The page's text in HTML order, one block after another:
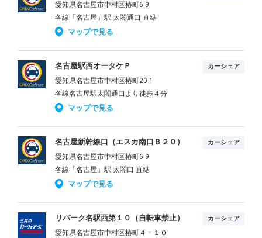
愛知県名古屋市中村区椿町6-9
各線「名古屋」駅 太閤通口 直結
マップで見る
名古屋駅西オータケＰ カーシェア
愛知県名古屋市中村区椿町20-1
各線名古屋駅太閤通口より徒歩４分
マップで見る
名古屋新幹線口（エスカ南口Ｂ２０） カーシェア
愛知県名古屋市中村区椿町6-9
各線「名古屋」駅 太閤口 直結
マップで見る
リパーク名駅西第１０（自転車禁止） カーシェア
愛知県名古屋市中村区椿町４－１０